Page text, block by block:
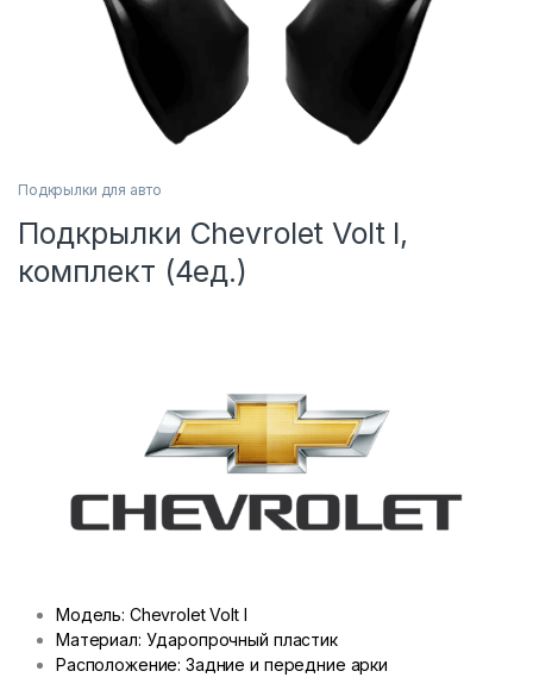
Подкрылки для авто
Подкрылки Chevrolet Volt I,
комплект (4ед.)
Модель: Chevrolet Volt I
Материал: Ударопрочный пластик
Расположение: Задние и передние арки